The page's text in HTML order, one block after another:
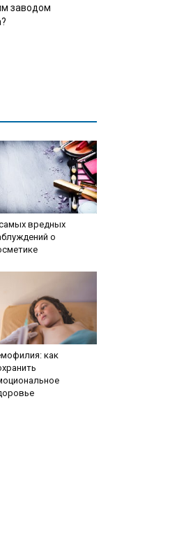
заводом
вредных
о
как